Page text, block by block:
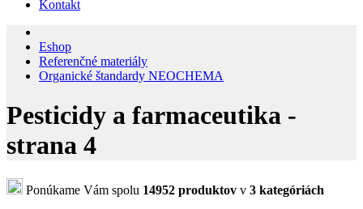
Kontakt
Eshop
Referenčné materiály
Organické štandardy NEOCHEMA
Pesticidy a farmaceutika -
strana 4
Ponúkame Vám spolu 14952 produktov v 3 kategóriách